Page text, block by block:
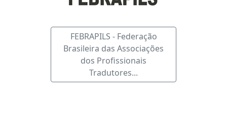
FEBRAPILS - Federação
Brasileira das Associações
dos Profissionais
Tradutores...